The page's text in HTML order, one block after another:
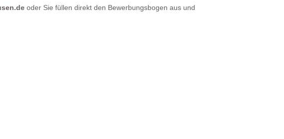
oder Sie füllen direkt den Bewerbungsbogen aus und